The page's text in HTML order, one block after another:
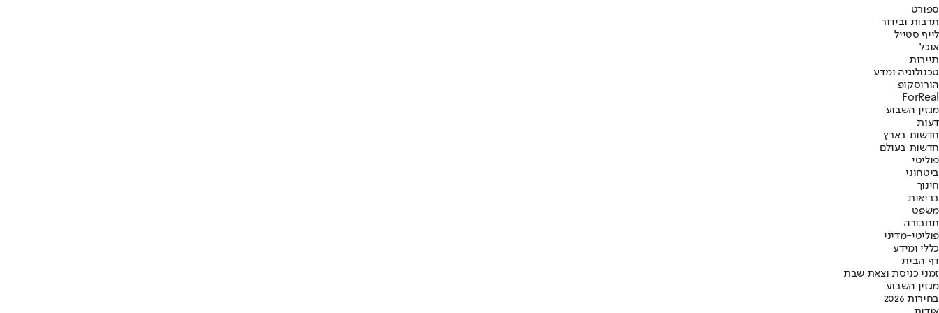
ספורט
תרבות ובידור
לייף סטייל
אוכל
תיירות
טכנולוגיה ומדע
הורוסקופ
ForReal
מגזין השבוע
דעות
חדשות בארץ
חדשות בעולם
פוליטי
ביטחוני
חינוך
בריאות
משפט
תחבורה
פוליטי-מדיני
כללי ומידע
דף הבית
זמני כניסת וצאת שבת
מגזין השבוע
בחירות 2026